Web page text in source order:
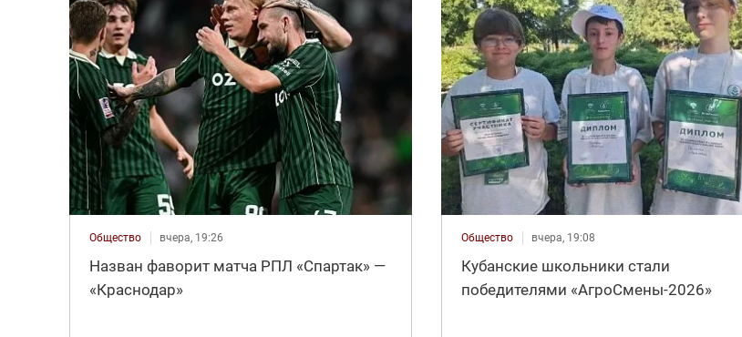
Общество вчера, 19:26
Назван фаворит матча РПЛ «Спартак» —
«Краснодар»
Общество вчера, 19:08
Кубанские школьники стали
победителями «АгроСмены-2026»